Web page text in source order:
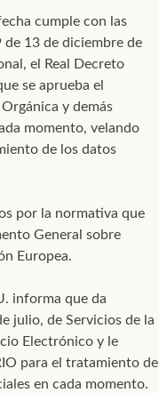
cumple con las
13 de diciembre de
el Real Decreto
se aprueba el
y demás
momento, velando
de los datos
por la normativa que
General sobre
Europea.
informa que da
julio, de Servicios de la
Electrónico y le
para el tratamiento de
en cada momento.